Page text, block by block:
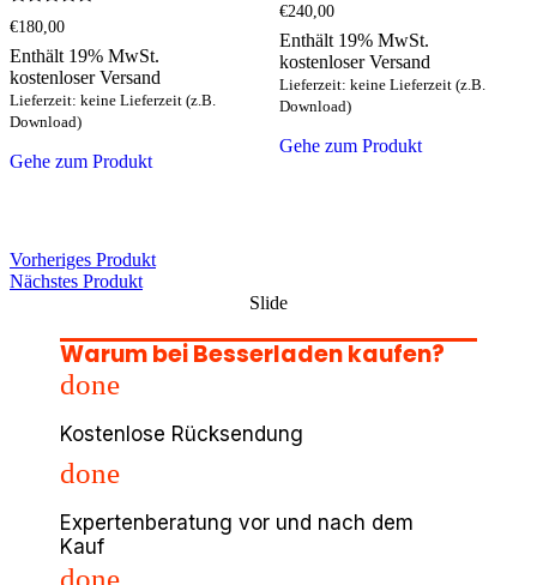
Bewertet
mit
5.00
von 5
€180,00
Enthält 19% MwSt.
kostenloser Versand
Lieferzeit: keine Lieferzeit (z.B.
Download)
Gehe zum Produkt
€240,00
Enthält 19% MwSt.
kostenloser Versand
Lieferzeit: keine Lieferzeit (z.B.
Download)
Gehe zum Produkt
Vorheriges Produkt
Nächstes Produkt
Slide
Warum bei Besserladen kaufen?
done
Kostenlose Rücksendung
done
Expertenberatung vor und nach dem
Kauf